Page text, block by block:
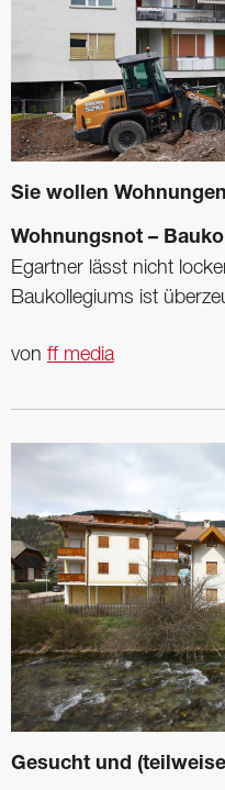
Sie wollen
Wohnungsnot –
Egartner lässt nicht
Baukollegiums ist
von ff media
Gesucht und